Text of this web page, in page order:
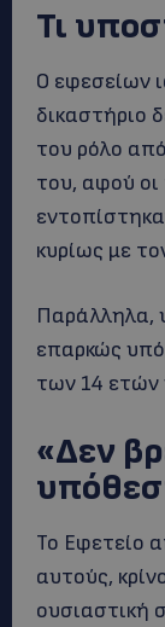
Τι
Ο εφεσείων
δικαστήριο
του ρόλο
του, αφού
κυρίως με
Παράλληλα,
επαρκώς
των 14 ετών
«Δεν
Το Εφετείο
αυτούς,
ουσιαστική